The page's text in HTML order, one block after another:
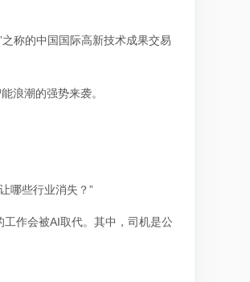
称的中国国际高新技术成果交易
浪潮的强势来袭。
哪些行业消失？”
作会被AI取代。其中，司机是公